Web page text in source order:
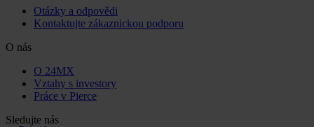
Otázky a odpovědi
Kontaktujte zákaznickou podporu
O nás
O 24MX
Vztahy s investory
Práce v Pierce
Sledujte nás